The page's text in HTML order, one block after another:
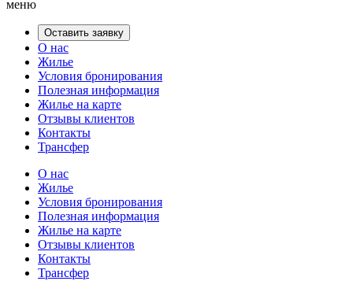
меню
Оставить заявку
О нас
Жилье
Условия бронирования
Полезная информация
Жилье на карте
Отзывы клиентов
Контакты
Трансфер
О нас
Жилье
Условия бронирования
Полезная информация
Жилье на карте
Отзывы клиентов
Контакты
Трансфер